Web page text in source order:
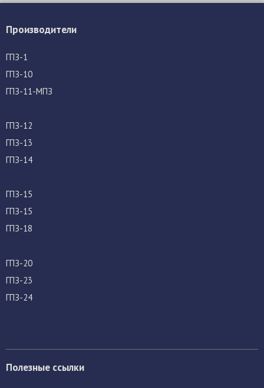
Производители
ГПЗ-1
ГПЗ-10
ГПЗ-11-МПЗ
ГПЗ-12
ГПЗ-13
ГПЗ-14
ГПЗ-15
ГПЗ-15
ГПЗ-18
ГПЗ-20
ГПЗ-23
ГПЗ-24
Полезные ссылки